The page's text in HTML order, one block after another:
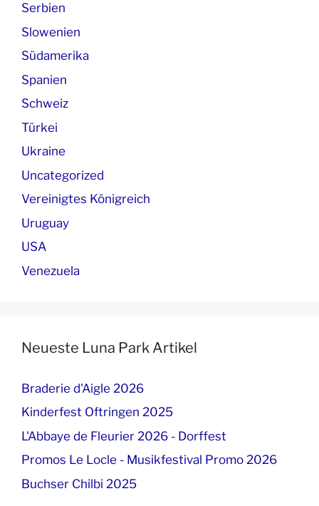
Serbien
Slowenien
Südamerika
Spanien
Schweiz
Türkei
Ukraine
Uncategorized
Vereinigtes Königreich
Uruguay
USA
Venezuela
Neueste Luna Park Artikel
Braderie d'Aigle 2026
Kinderfest Oftringen 2025
L'Abbaye de Fleurier 2026 - Dorffest
Promos Le Locle - Musikfestival Promo 2026
Buchser Chilbi 2025